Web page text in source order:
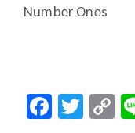
Number Ones
F T C